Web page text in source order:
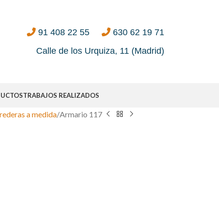
91 408 22 55
630 62 19 71
Calle de los Urquiza, 11 (Madrid)
TRABAJOS REALIZADOS
a medida Armario 117